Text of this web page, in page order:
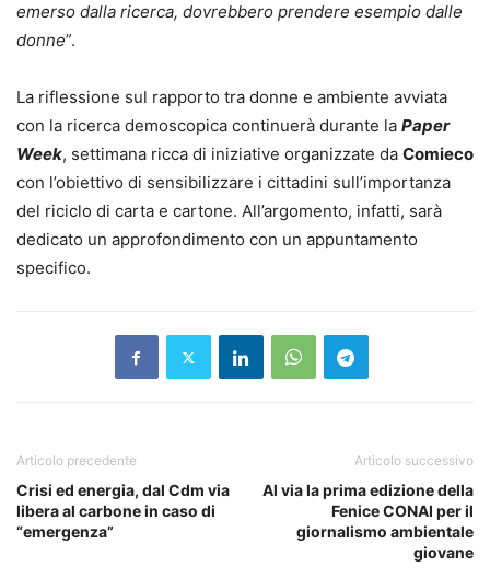
emerso dalla ricerca, dovrebbero prendere esempio dalle
donne”.
La riflessione sul rapporto tra donne e ambiente avviata
con la ricerca demoscopica continuerà durante la Paper
Week, settimana ricca di iniziative organizzate da Comieco
con l’obiettivo di sensibilizzare i cittadini sull’importanza
del riciclo di carta e cartone. All’argomento, infatti, sarà
dedicato un approfondimento con un appuntamento
specifico.
Articolo precedente
Crisi ed energia, dal Cdm via
libera al carbone in caso di
“emergenza”
Articolo successivo
Al via la prima edizione della
Fenice CONAI per il
giornalismo ambientale
giovane